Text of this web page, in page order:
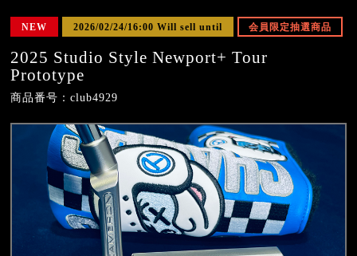
NEW 2026/02/24/16:00 Will sell until 会員限定抽選商品
2025 Studio Style Newport+ Tour
Prototype
商品番号：club4929